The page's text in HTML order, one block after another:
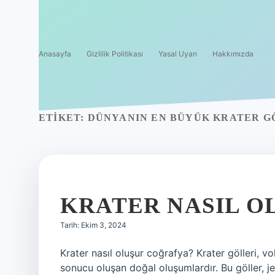
Anasayfa Gizlilik Politikası Yasal Uyarı Hakkımızda
ETIKET: DÜNYANIN EN BÜYÜK KRATER
KRATER NASIL
Tarih: Ekim 3, 2024
Krater nasıl oluşur coğrafya? Krater gölleri,
sonucu oluşan doğal oluşumlardır. Bu göller,